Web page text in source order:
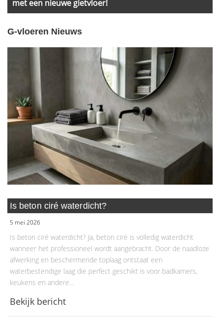
met een nieuwe gietvloer!
G-vloeren Nieuws
Is beton ciré waterdicht?
5 mei 2026
Is beton ciré waterdicht? Ja, beton ciré is volledig waterdicht
wanneer het professioneel wordt aangebracht. Door de naadloze
afwerking en beschermende toplaag ontstaat een
waterbestendige laag die perfect geschikt is voor badkamers,
keukens en andere…
Bekijk bericht